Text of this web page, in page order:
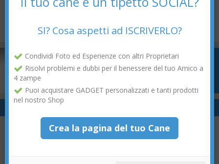
Conosciamo i cani guida
SI? Cosa aspetti ad ISCRIVERLO?
Condividi Foto ed Esperienze con altri Proprietari
Risolvi problemi e dubbi per il benessere del tuo Amico a
4 zampe
Puoi acquistare GADGET personalizzati e tanti prodotti
nel nostro Shop
Crea la pagina del tuo Cane